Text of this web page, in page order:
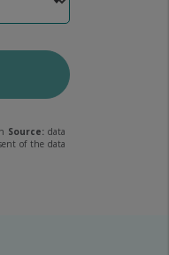
Source:data
of the data